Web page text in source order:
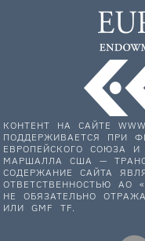
КОНТЕНТ НА САЙТЕ
ПОДДЕРЖИВАЕТСЯ ПРИ
ЕВРОПЕЙСКОГО СОЮЗА
МАРШАЛЛА США —
СОДЕРЖАНИЕ САЙТА
ОТВЕТСТВЕННОСТЬЮ АО
НЕ ОБЯЗАТЕЛЬНО
ИЛИ GMF TF.